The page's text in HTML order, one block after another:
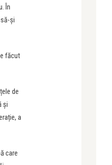
În
și
făcut
de
și
a
care